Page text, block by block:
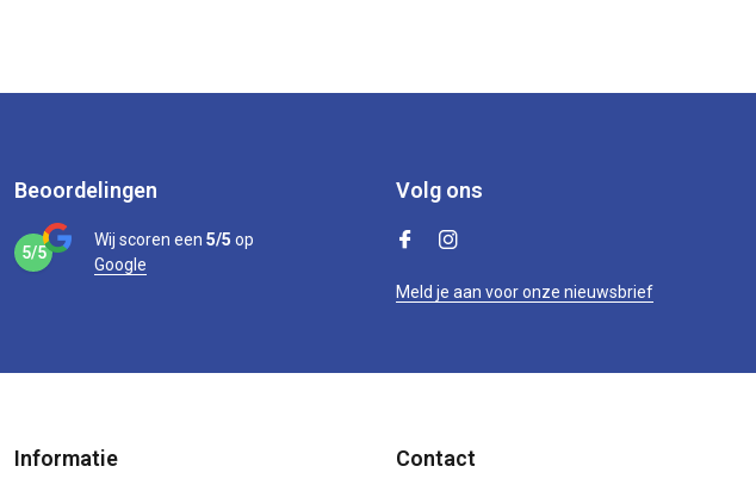
Beoordelingen
5/5
Wij scoren een 5/5 op
Google
Volg ons
Meld je aan voor onze nieuwsbrief
Informatie Contact